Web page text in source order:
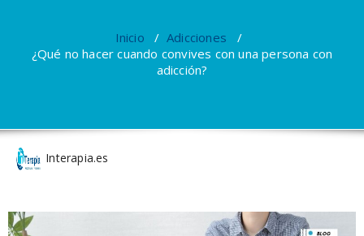
Inicio /Adicciones /
¿Qué no hacer cuando convives con una persona con
adicción?
Interapia.es